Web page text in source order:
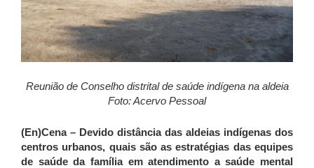
Reunião de Conselho distrital de saúde indígena na aldeia
Foto: Acervo Pessoal
(En)Cena – Devido distância das aldeias indígenas dos
centros urbanos, quais são as estratégias das equipes
de saúde da família em atendimento a saúde mental